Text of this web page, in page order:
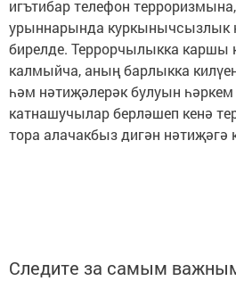
игътибар телефон
урыннарында куркынычсызлык
бирелде. Террорчылыкка каршы
калмыйча, аның барлыкка
һәм нәтиҗәлерәк булуын
катнашучылар берләшеп кенә
тора алачакбыз дигән нәтиҗәгә
Следите за самым